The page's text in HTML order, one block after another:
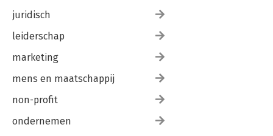
juridisch
leiderschap
marketing
mens en maatschappij
non-profit
ondernemen